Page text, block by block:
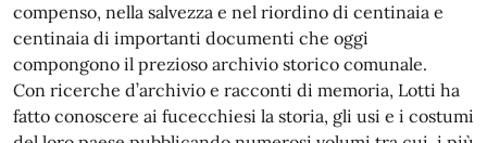
compenso, nella salvezza e nel riordino di centinaia e
centinaia di importanti documenti che oggi
compongono il prezioso archivio storico comunale.
Con ricerche d’archivio e racconti di memoria, Lotti ha
fatto conoscere ai fucecchiesi la storia, gli usi e i costumi